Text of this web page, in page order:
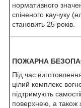
нормативного
спіненого каучуку
становить 25 років.
ПОЖАРНА
Під час
цілий комплекс
підтримують
поверхнею, а також